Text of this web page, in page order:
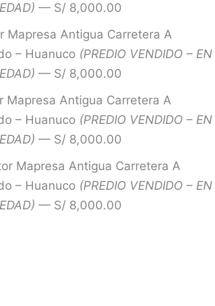
— S/ 8,000.00
Mapresa Antigua Carretera A
– Huanuco (PREDIO VENDIDO – EN
— S/ 8,000.00
Mapresa Antigua Carretera A
– Huanuco (PREDIO VENDIDO – EN
— S/ 8,000.00
Mapresa Antigua Carretera A
– Huanuco (PREDIO VENDIDO – EN
— S/ 8,000.00